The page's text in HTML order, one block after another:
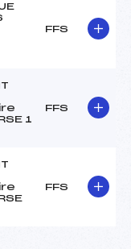
FFS
1
FFS
FFS